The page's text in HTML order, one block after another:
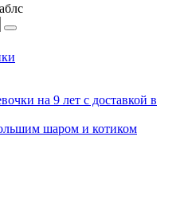
шаром и котиком